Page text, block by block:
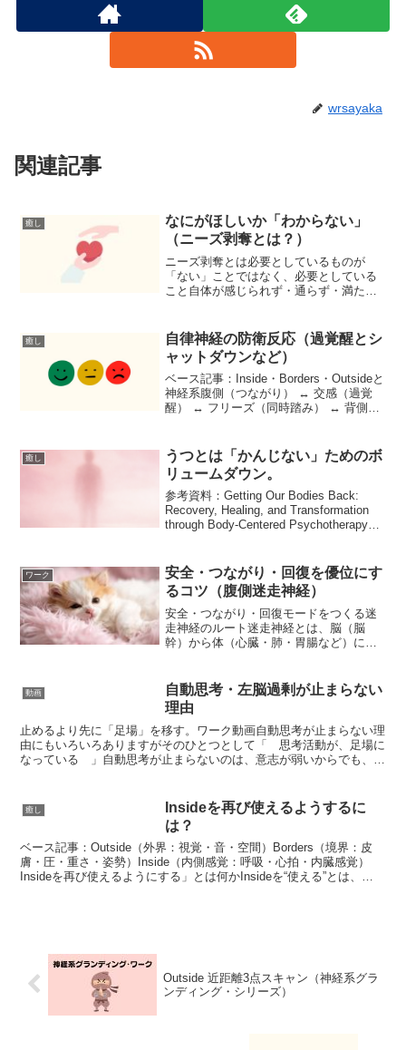
wrsayaka
関連記事
癒し
なにがほしいか「わからない」
（ニーズ剥奪とは？）
ニーズ剥奪とは必要としているものが
「ない」ことではなく、必要としている
こと自体が感じられず・通らず・満たさ
向かって動く→ 受け取る／満たされる→
自然停止・休息不足...
癒し
自律神経の防衛反応（過覚醒とシ
ャットダウンなど）
ベース記事：Inside・Borders・Outsideと
神経系腹側（つながり） ↔ 交感（過覚
醒） ↔ フリーズ（同時踏み） ↔ 背側
守る（シャットダウン/解離...
癒し
うつとは「かんじない」ためのボ
リュームダウン。
参考資料：Getting Our Bodies Back:
Recovery, Healing, and Transformation
through Body-Centered Psychotherapy
ワーク
安全・つながり・回復を優位にす
るコツ（腹側迷走神経）
安全・つながり・回復モードをつくる迷
走神経のルート迷走神経とは、脳（脳
幹）から体（心臓・肺・胃腸など）に広
線”腹側迷走神経は「安全が感じられると
きに働きやすい。」体を...
動画
自動思考・左脳過剰が止まらない
理由
止めるより先に「足場」を移す。ワーク動画自動思考が止まらない理
由にもいろいろありますがそのひとつとして「 思考活動が、足場に
なっている 」自動思考が止まらないのは、意志が弱いからでも、瞑
癒し
Insideを再び使えるようするに
は？
ベース記事：Outside（外界：視覚・音・空間）Borders（境界：皮
膚・圧・重さ・姿勢）Inside（内側感覚：呼吸・心拍・内臓感覚）
Insideを再び使えるようにする」とは何かInsideを“使える”とは、
Outside 近距離3点スキャン（神経系グラ
ンディング・シリーズ）